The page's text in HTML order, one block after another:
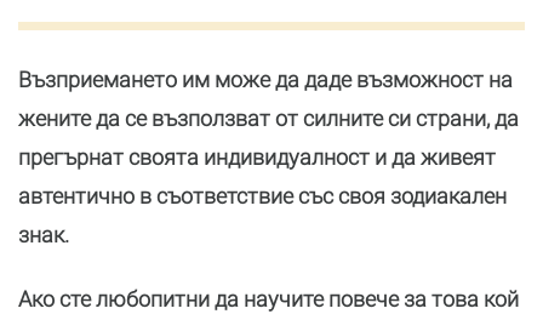
Възприемането им може да даде възможност на
жените да се възползват от силните си страни, да
прегърнат своята индивидуалност и да живеят
автентично в съответствие със своя зодиакален
знак.
Ако сте любопитни да научите повече за това кой